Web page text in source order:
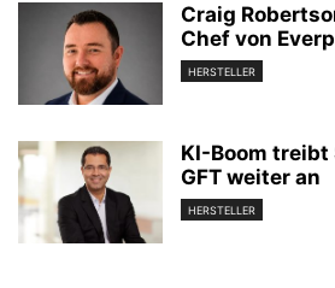
Craig
Chef von
HERSTELLER
KI-Boom
GFT weiter an
HERSTELLER